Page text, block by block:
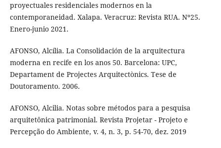
proyectuales residenciales modernos en la
contemporaneidad. Xalapa. Veracruz: Revista RUA. Nº25.
Enero-junio 2021.
AFONSO, Alcília. La Consolidación de la arquitectura
moderna en recife en los anos 50. Barcelona: UPC,
Departament de Projectes Arquitectònics. Tese de
Doutoramento. 2006.
AFONSO, Alcilia. Notas sobre métodos para a pesquisa
arquitetônica patrimonial. Revista Projetar - Projeto e
Percepção do Ambiente, v. 4, n. 3, p. 54-70, dez. 2019